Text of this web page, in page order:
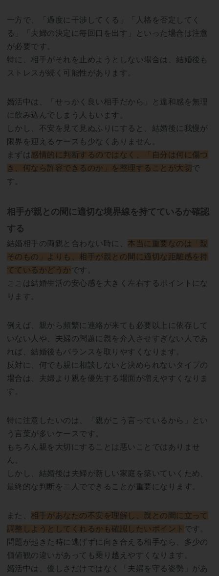
一方で、「過度に干渉してくる」「人格を否定してく
る」「夫婦の決定に毎回口を出す」といった場合は注意
が必要です。
特に、相手がそれを止めようとしない場合は、結婚後も
ストレスが続く可能性があります。
婚活中は、「せっかく良い相手だから」と違和感を無理
に飲み込んでしまう人もいます。
しかし、不安を見て見ぬふりにすると、結婚後に我慢が
限界を迎えるケースも少なくありません。
まずは 感情的に判断するのではなく、「自分は何に傷つ
き、何なら許容できるのか」を整理することが大切 で
す。
相手が親との間に適切な境界線を持てているか確認
する
結婚相手の両親と合わない時に、 本当に重要なのは「親
そのもの」よりも、相手が親との間に適切な距離感を持
てているかどうかです。
ここは結婚生活の安心感を大きく左右するポイントにな
ります。
例えば、親から頻繁に連絡が来ても必要以上に依存して
いない人や、夫婦の問題に親を介入させすぎない人であ
れば、結婚後もバランスを取りやすくなります。
反対に、何でも親に相談しないと決められないタイプの
場合は、夫婦より親を優先する場面が増えやすくなりま
す。
特に注意したいのは、「親がこう言っているから」とい
う言葉が多いケースです。
もちろん親を大切にすることは悪いことではありませ
ん。
しかし、結婚後は夫婦が新しい家庭を築いていくため、
最終的な判断を二人でできることが重要になります。
また、 相手があなたの不安を理解し、親との間に立って
調整しようとしてくれるかも確認したいポイント です。
問題が起きた時に逃げずに向き合える相手なら、多少の
価値観の違いがあっても乗り越えやすくなります。
婚活中は、優しさだけではなく「夫婦を守る姿勢」があ